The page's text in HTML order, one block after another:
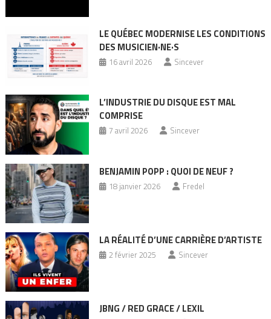
LE QUÉBEC MODERNISE LES CONDITIONS
DES MUSICIEN·NE·S
16 avril 2026 Sincever
L’INDUSTRIE DU DISQUE EST MAL
COMPRISE
7 avril 2026 Sincever
BENJAMIN POPP : QUOI DE NEUF ?
18 janvier 2026 Fredel
LA RÉALITÉ D’UNE CARRIÈRE D’ARTISTE
2 février 2025 Sincever
JBNG / RED GRACE / LEXIL